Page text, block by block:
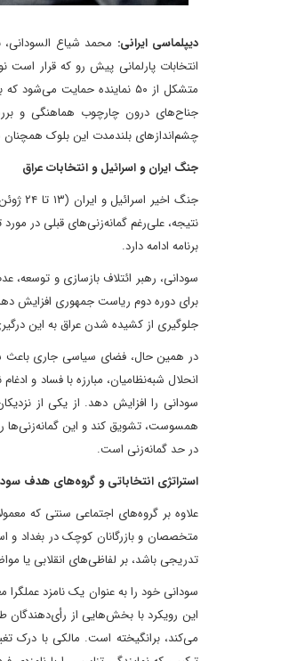
دیپلماسی ایرانی: محمد شیاع السودانی،
متشکل از ۵۰ نماینده حمایت
جناح‌های درون چارچوب هماهنگی و
چشم‌اندازهای بلندمدت این بلوک
جنگ ایران و اسرائیل و انتخابات عراق
جنگ
نتیجه، علی‌رغم گمانه‌زنی‌های قبلی در مورد
برنامه ادامه دارد.
سودانی، رهبر ائتلاف بازسازی و
برای دوره دوم ریاست جمهوری افزایش
جلوگیری از کشیده شدن عراق به این
در همین حال، فضای سیاسی جاری باعث
سودانی را افزایش دهد. از یکی از
همسوست، تشویق کند و این گمانه‌زنی‌ها
در حد گمانه‌زنی است.
استراتژی انتخاباتی و گروه‌های هدف
علاوه بر گروه‌های اجتماعی سنتی که
متخصصان و بازرگانان کوچک در بغداد و
تدریجی باشد، بر لفاظی‌های انقلابی یا
سودانی خود را به عنوان یک نامزد
این رویکرد با بخش‌هایی از رأی‌دهندگان
می‌کند، برانگیخته است. مالکی با درک